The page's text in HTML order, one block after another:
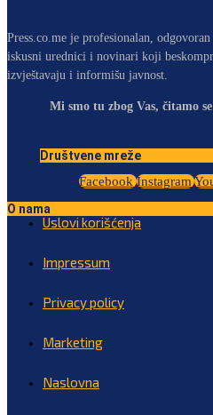
Press.co.me je profesionalan,
iskusni urednici i novinari koji
izvještavaju i informišu javnost.
Mi smo tu zbog Vas, čitamo
Društvene mreže
Facebook Instagram
O nama
Uslovi korišćenja
Impressum
Privacy policy
Marketing
Naslovna